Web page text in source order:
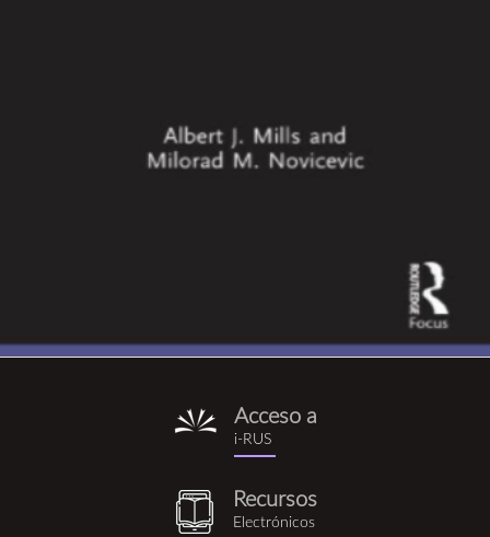
i-
rus.png
Acceso a
i-RUS
recursos_electronicos.png
Recursos
Electrónicos